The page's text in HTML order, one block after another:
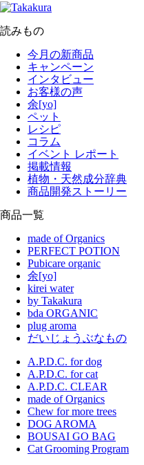
読みもの
今月の新商品
キャンペーン
インタビュー
お客様の声
余[yo]
ペット
レシピ
コラム
イベント レポート
掲載情報
植物・天然成分辞典
商品開発ストーリー
商品一覧
made of Organics
PERFECT POTION
Pubicare organic
余[yo]
kirei water
by Takakura
bda ORGANIC
plug aroma
だいじょうぶなもの
A.P.D.C. for dog
A.P.D.C. for cat
A.P.D.C. CLEAR
made of Organics
Chew for more trees
DOG AROMA
BOUSAI GO BAG
Cat Grooming Program